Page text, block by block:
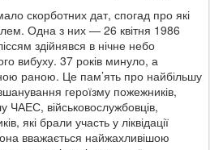
скорботних дат, спогад про які
Одна з них — 26 квітня 1986
здійнявся в нічне небо
вибуху. 37 років минуло, а
раною. Це пам’ять про найбільшу
героїзму пожежників,
ЧАЕС, військовослужбовців,
які брали участь у ліквідації
вважається найжахливішою